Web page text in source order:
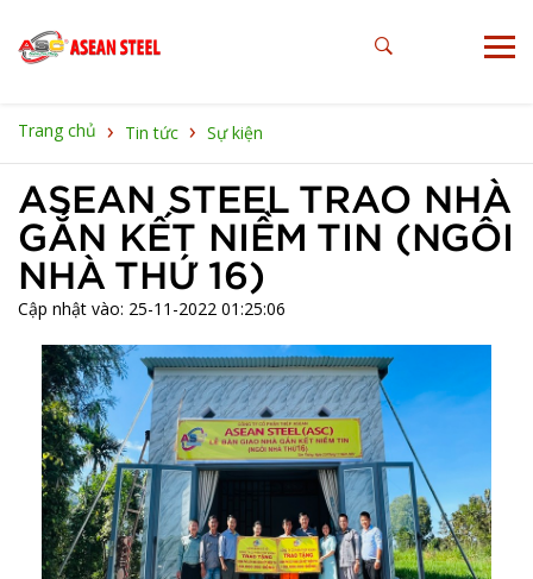
Trang chủ › Tin tức › Sự kiện
ASEAN STEEL TRAO NHÀ
GẮN KẾT NIỀM TIN (NGÔI
NHÀ THỨ 16)
Cập nhật vào: 25-11-2022 01:25:06